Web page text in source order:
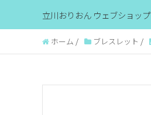
立川おりおん ウェブショップ
ホーム / ブレスレット /